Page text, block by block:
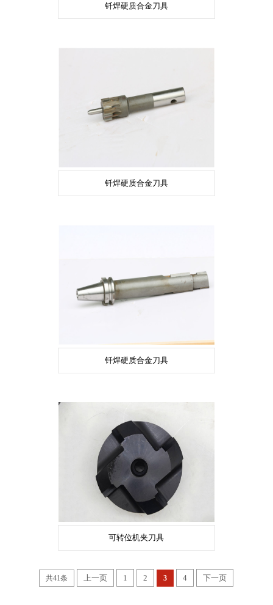
钎焊硬质合金刀具
钎焊硬质合金刀具
钎焊硬质合金刀具
可转位机夹刀具
共41条 上一页 1 2 3 4 下一页